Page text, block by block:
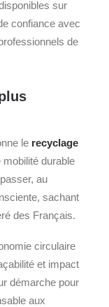
sur
confiance avec
de
le recyclage
mobilité durable
au
sachant
des Français.
circulaire
et impact
démarche pour
aux